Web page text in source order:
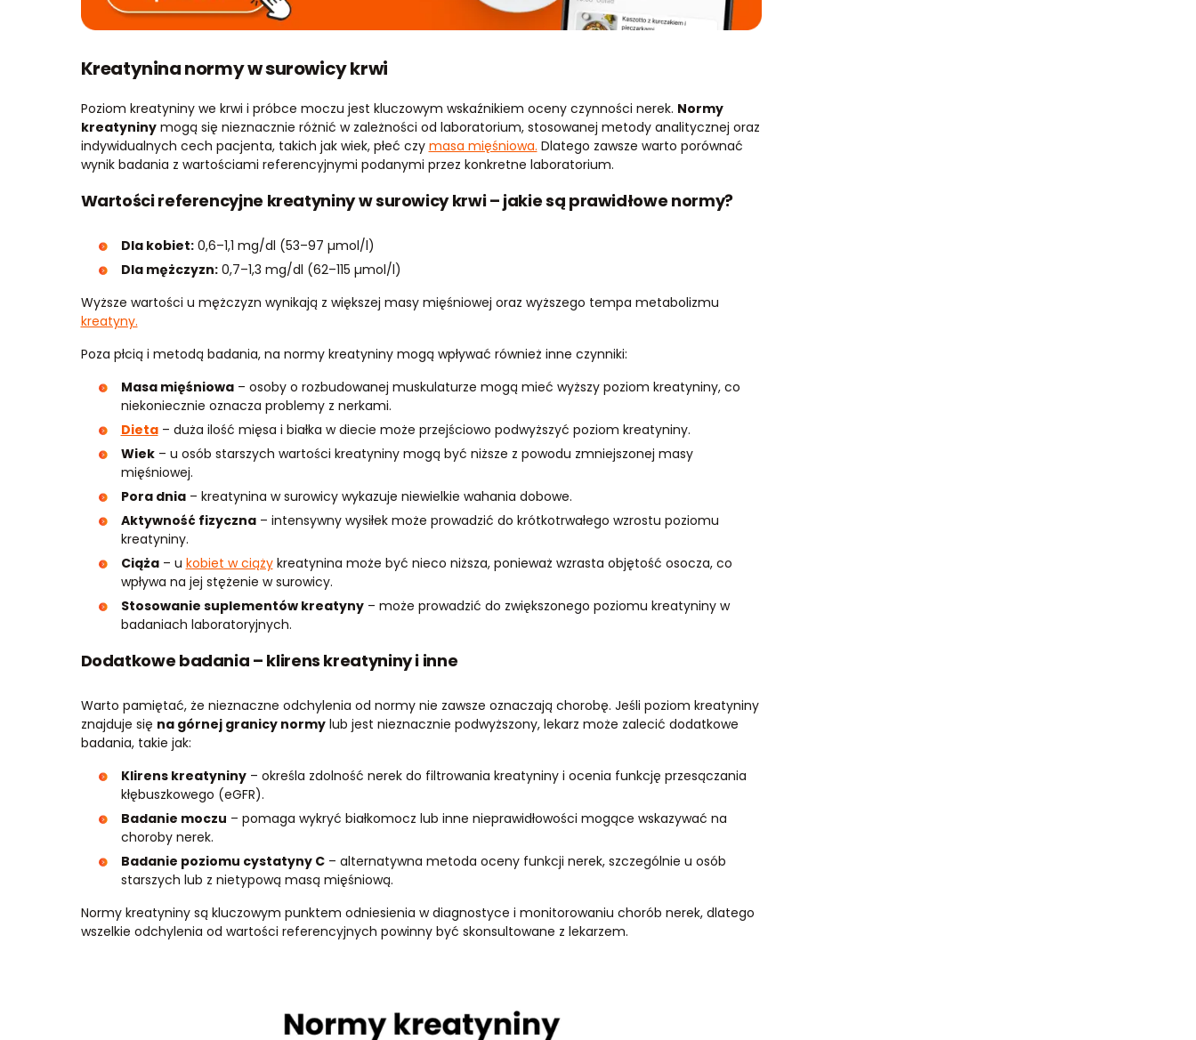
Kreatynina normy w surowicy krwi
Poziom kreatyniny we krwi i próbce moczu jest kluczowym wskaźnikiem oceny czynności nerek. Normy
kreatyninymogą się nieznacznie różnić w zależności od laboratorium, stosowanej metody analitycznej oraz
indywidualnych cech pacjenta, takich jak wiek, płeć czy masa mięśniowa. Dlatego zawsze warto porównać
wynik badania z wartościami referencyjnymi podanymi przez konkretne laboratorium.
Wartości referencyjne kreatyniny w surowicy krwi – jakie są prawidłowe normy?
Dla kobiet:0,6–1,1 mg/dl (53–97 µmol/l)
Dla mężczyzn:0,7–1,3 mg/dl (62–115 µmol/l)
Wyższe wartości u mężczyzn wynikają z większej masy mięśniowej oraz wyższego tempa metabolizmu
kreatyny.
Poza płcią i metodą badania, na normy kreatyniny mogą wpływać również inne czynniki:
Masa mięśniowa– osoby o rozbudowanej muskulaturze mogą mieć wyższy poziom kreatyniny, co
niekoniecznie oznacza problemy z nerkami.
Dieta– duża ilość mięsa i białka w diecie może przejściowo podwyższyć poziom kreatyniny.
Wiek– u osób starszych wartości kreatyniny mogą być niższe z powodu zmniejszonej masy
mięśniowej.
Pora dnia– kreatynina w surowicy wykazuje niewielkie wahania dobowe.
Aktywność fizyczna– intensywny wysiłek może prowadzić do krótkotrwałego wzrostu poziomu
kreatyniny.
Ciąża– u kobiet w ciążykreatynina może być nieco niższa, ponieważ wzrasta objętość osocza, co
wpływa na jej stężenie w surowicy.
Stosowanie suplementów kreatyny– może prowadzić do zwiększonego poziomu kreatyniny w
badaniach laboratoryjnych.
Dodatkowe badania – klirens kreatyniny i inne
Warto pamiętać, że nieznaczne odchylenia od normy nie zawsze oznaczają chorobę. Jeśli poziom kreatyniny
znajduje się na górnej granicy normylub jest nieznacznie podwyższony, lekarz może zalecić dodatkowe
badania, takie jak:
Klirens kreatyniny– określa zdolność nerek do filtrowania kreatyniny i ocenia funkcję przesączania
kłębuszkowego (eGFR).
Badanie moczu – pomaga wykryć białkomocz lub inne nieprawidłowości mogące wskazywać na
choroby nerek.
Badanie poziomu cystatyny C– alternatywna metoda oceny funkcji nerek, szczególnie u osób
starszych lub z nietypową masą mięśniową.
Normy kreatyniny są kluczowym punktem odniesienia w diagnostyce i monitorowaniu chorób nerek, dlatego
wszelkie odchylenia od wartości referencyjnych powinny być skonsultowane z lekarzem.